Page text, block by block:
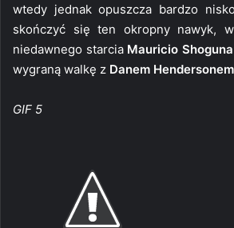
wtedy jednak opuszcza bardzo
skończyć się ten okropny nawyk,
niedawnego starcia Mauricio
wygraną walkę z Danem Hendersonem
GIF 5